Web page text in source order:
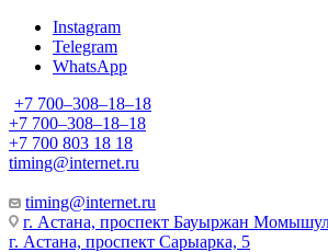
Instagram
Telegram
WhatsApp
+7 700‒308‒18‒18
+7 700‒308‒18‒18
+7 700 803 18 18
timing@internet.ru
timing@internet.ru
г. Астана, проспект Бауыржан
г. Астана, проспект Сарыарка, 5